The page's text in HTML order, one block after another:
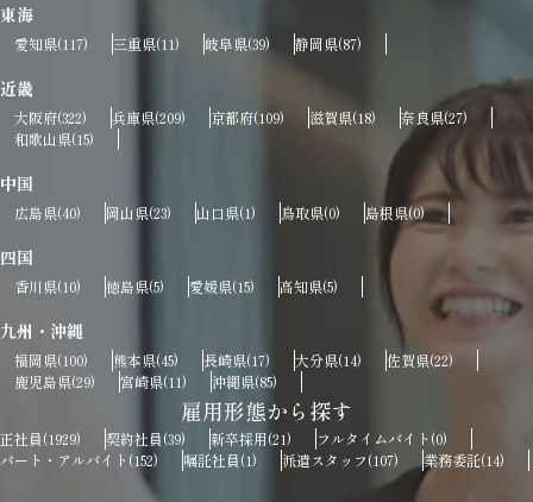
東海
愛知県(117) 三重県(11) 岐阜県(39) 静岡県(87)
近畿
大阪府(322) 兵庫県(209) 京都府(109) 滋賀県(18) 奈良県(27)
和歌山県(15)
中国
広島県(40) 岡山県(23) 山口県(1) 鳥取県(0) 島根県(0)
四国
香川県(10) 徳島県(5) 愛媛県(15) 高知県(5)
九州・沖縄
福岡県(100) 熊本県(45) 長崎県(17) 大分県(14) 佐賀県(22)
鹿児島県(29) 宮崎県(11) 沖縄県(85)
雇用形態から探す
正社員(1929) 契約社員(39) 新卒採用(21) フルタイムバイト (0)
パート・アルバイト (152) 嘱託社員(1) 派遣スタッフ(107) 業務委託(14)